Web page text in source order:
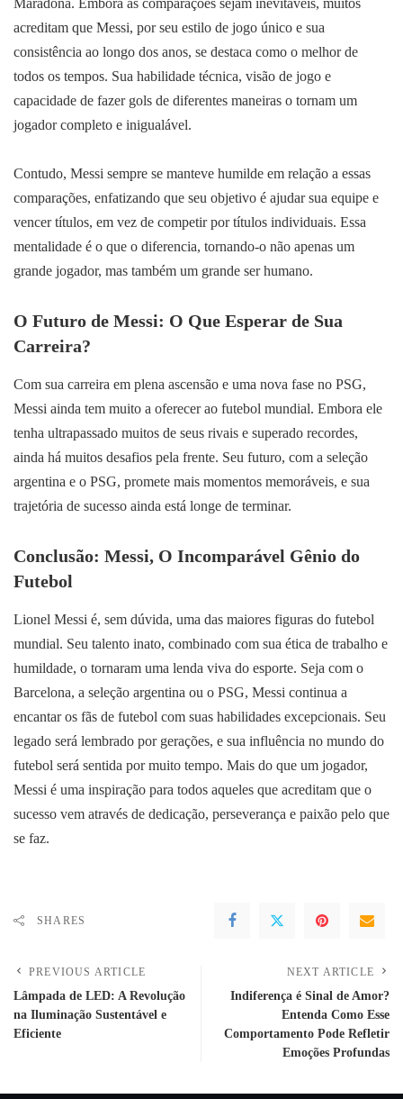
Maradona. Embora as comparações sejam inevitáveis, muitos
acreditam que Messi, por seu estilo de jogo único e sua
consistência ao longo dos anos, se destaca como o melhor de
todos os tempos. Sua habilidade técnica, visão de jogo e
capacidade de fazer gols de diferentes maneiras o tornam um
jogador completo e inigualável.
Contudo, Messi sempre se manteve humilde em relação a essas
comparações, enfatizando que seu objetivo é ajudar sua equipe e
vencer títulos, em vez de competir por títulos individuais. Essa
mentalidade é o que o diferencia, tornando-o não apenas um
grande jogador, mas também um grande ser humano.
O Futuro de Messi: O Que Esperar de Sua
Carreira?
Com sua carreira em plena ascensão e uma nova fase no PSG,
Messi ainda tem muito a oferecer ao futebol mundial. Embora ele
tenha ultrapassado muitos de seus rivais e superado recordes,
ainda há muitos desafios pela frente. Seu futuro, com a seleção
argentina e o PSG, promete mais momentos memoráveis, e sua
trajetória de sucesso ainda está longe de terminar.
Conclusão: Messi, O Incomparável Gênio do
Futebol
Lionel Messi é, sem dúvida, uma das maiores figuras do futebol
mundial. Seu talento inato, combinado com sua ética de trabalho e
humildade, o tornaram uma lenda viva do esporte. Seja com o
Barcelona, a seleção argentina ou o PSG, Messi continua a
encantar os fãs de futebol com suas habilidades excepcionais. Seu
legado será lembrado por gerações, e sua influência no mundo do
futebol será sentida por muito tempo. Mais do que um jogador,
Messi é uma inspiração para todos aqueles que acreditam que o
sucesso vem através de dedicação, perseverança e paixão pelo que
se faz.
SHARES
PREVIOUS ARTICLE
Lâmpada de LED: A Revolução
na Iluminação Sustentável e
Eficiente
NEXT ARTICLE
Indiferença é Sinal de Amor?
Entenda Como Esse
Comportamento Pode Refletir
Emoções Profundas